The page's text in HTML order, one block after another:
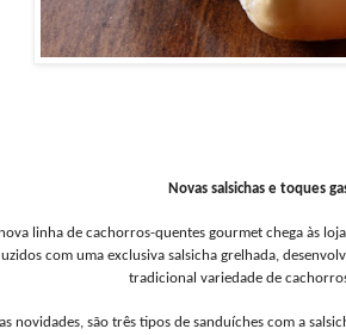
Novas salsichas e toques
linha de cachorros-quentes gourmet chega às
com uma exclusiva salsicha grelhada,
tradicional variedade de
novidades, são três tipos de sanduíches com a